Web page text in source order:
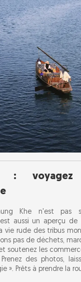
:
Khe n'est pas
aussi un aperçu
rude des tribus
pas de déchets,
soutenez les
des photos,
». Prêts à prendre la